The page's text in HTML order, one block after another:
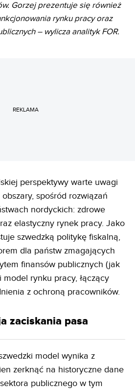
Gorzej prezentuje się również
rynku pracy oraz
– wylicza analityk FOR.
REKLAMA
perspektywy warte uwagi
spośród rozwiązań
nordyckich: zdrowe
elastyczny rynek pracy. Jako
szwedzką politykę fiskalną,
dla państw zmagających
finansów publicznych (jak
model rynku pracy, łączący
z ochroną pracowników.
zaciskania pasa
model wynika z
zerknąć na historyczne dane
publicznego w tym